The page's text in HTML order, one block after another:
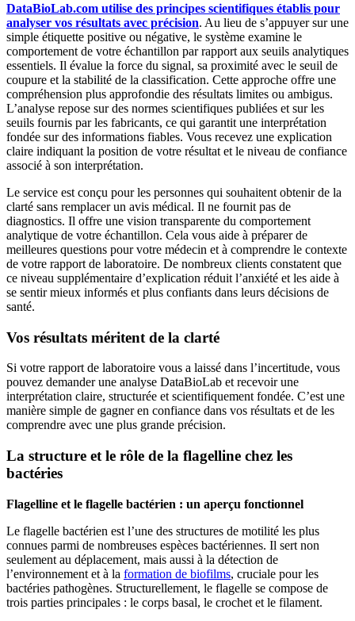
DataBioLab.com utilise des principes scientifiques établis pour
analyser vos résultats avec précision. Au lieu de s’appuyer sur une
simple étiquette positive ou négative, le système examine le
comportement de votre échantillon par rapport aux seuils analytiques
essentiels. Il évalue la force du signal, sa proximité avec le seuil de
coupure et la stabilité de la classification. Cette approche offre une
compréhension plus approfondie des résultats limites ou ambigus.
L’analyse repose sur des normes scientifiques publiées et sur les
seuils fournis par les fabricants, ce qui garantit une interprétation
fondée sur des informations fiables. Vous recevez une explication
claire indiquant la position de votre résultat et le niveau de confiance
associé à son interprétation.
Le service est conçu pour les personnes qui souhaitent obtenir de la
clarté sans remplacer un avis médical. Il ne fournit pas de
diagnostics. Il offre une vision transparente du comportement
analytique de votre échantillon. Cela vous aide à préparer de
meilleures questions pour votre médecin et à comprendre le contexte
de votre rapport de laboratoire. De nombreux clients constatent que
ce niveau supplémentaire d’explication réduit l’anxiété et les aide à
se sentir mieux informés et plus confiants dans leurs décisions de
santé.
Vos résultats méritent de la clarté
Si votre rapport de laboratoire vous a laissé dans l’incertitude, vous
pouvez demander une analyse DataBioLab et recevoir une
interprétation claire, structurée et scientifiquement fondée. C’est une
manière simple de gagner en confiance dans vos résultats et de les
comprendre avec une plus grande précision.
La structure et le rôle de la flagelline chez les
bactéries
Flagelline et le flagelle bactérien : un aperçu fonctionnel
Le flagelle bactérien est l’une des structures de motilité les plus
connues parmi de nombreuses espèces bactériennes. Il sert non
seulement au déplacement, mais aussi à la détection de
l’environnement et à la formation de biofilms, cruciale pour les
bactéries pathogènes. Structurellement, le flagelle se compose de
trois parties principales : le corps basal, le crochet et le filament.